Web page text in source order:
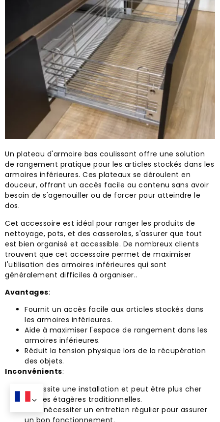
Un plateau d'armoire bas coulissant offre une solution
de rangement pratique pour les articles stockés dans les
armoires inférieures. Ces plateaux se déroulent en
douceur, offrant un accès facile au contenu sans avoir
besoin de s'agenouiller ou de forcer pour atteindre le
dos.
Cet accessoire est idéal pour ranger les produits de
nettoyage, pots, et des casseroles, s'assurer que tout
est bien organisé et accessible. De nombreux clients
trouvent que cet accessoire permet de maximiser
l'utilisation des armoires inférieures qui sont
généralement difficiles à organiser..
Avantages:
Fournit un accès facile aux articles stockés dans
les armoires inférieures.
Aide à maximiser l'espace de rangement dans les
armoires inférieures.
Réduit la tension physique lors de la récupération
des objets.
Inconvénients:
Nécessite une installation et peut être plus cher
que les étagères traditionnelles.
Peut nécessiter un entretien régulier pour assurer
un bon fonctionnement.